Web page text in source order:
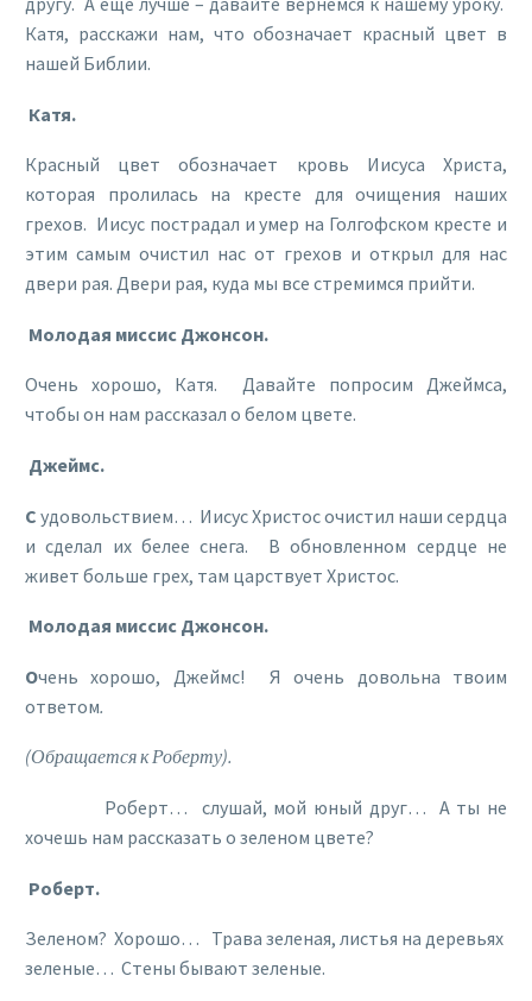
Катя, расскажи нам, что обозначает красный цвет в
нашей Библии.
Катя.
Красный цвет обозначает кровь Иисуса Христа,
которая пролилась на кресте для очищения наших
грехов. Иисус пострадал и умер на Голгофском кресте и
этим самым очистил нас от грехов и открыл для нас
двери рая. Двери рая, куда мы все стремимся прийти.
Молодая миссис Джонсон.
Очень хорошо, Катя. Давайте попросим Джеймса,
чтобы он нам рассказал о белом цвете.
Джеймс.
С удовольствием… Иисус Христос очистил наши сердца
и сделал их белее снега. В обновленном сердце не
живет больше грех, там царствует Христос.
Молодая миссис Джонсон.
Очень хорошо, Джеймс! Я очень довольна твоим
ответом.
(Обращается к Роберту).
Роберт… слушай, мой юный друг… А ты не
хочешь нам рассказать о зеленом цвете?
Роберт.
Зеленом? Хорошо… Трава зеленая, листья на деревьях
зеленые… Стены бывают зеленые.